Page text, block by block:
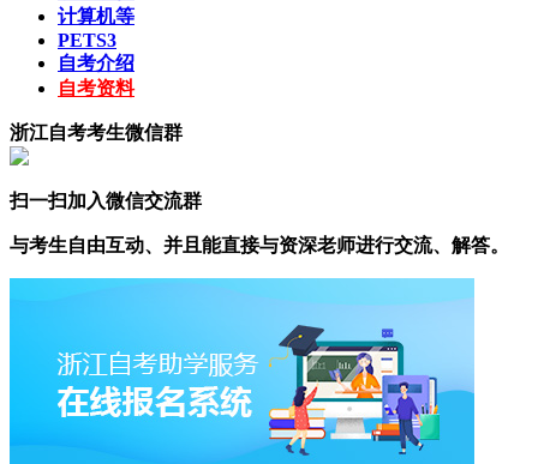
计算机等
PETS3
自考介绍
自考资料
浙江自考考生微信群
扫一扫加入微信交流群
与考生自由互动、并且能直接与资深老师进行交流、解答。